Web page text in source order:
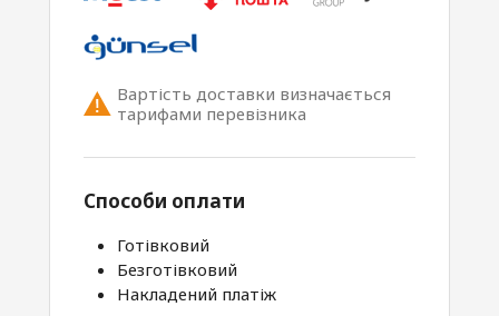
Вартість доставки визначається
тарифами перевізника
Способи оплати
Готівковий
Безготівковий
Накладений платіж